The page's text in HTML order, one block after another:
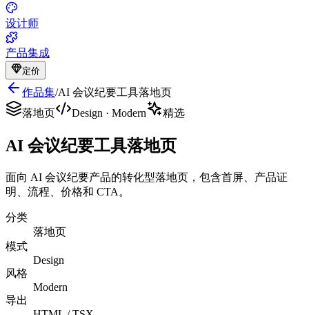
设计师
产品集成
定价
作品集/AI 会议纪要工具落地页
落地页
Design · Modern 精选
AI 会议纪要工具落地页
面向 AI 会议纪要产品的转化型落地页，包含首屏、产品证
明、流程、价格和 CTA。
分类
落地页
模式
Design
风格
Modern
导出